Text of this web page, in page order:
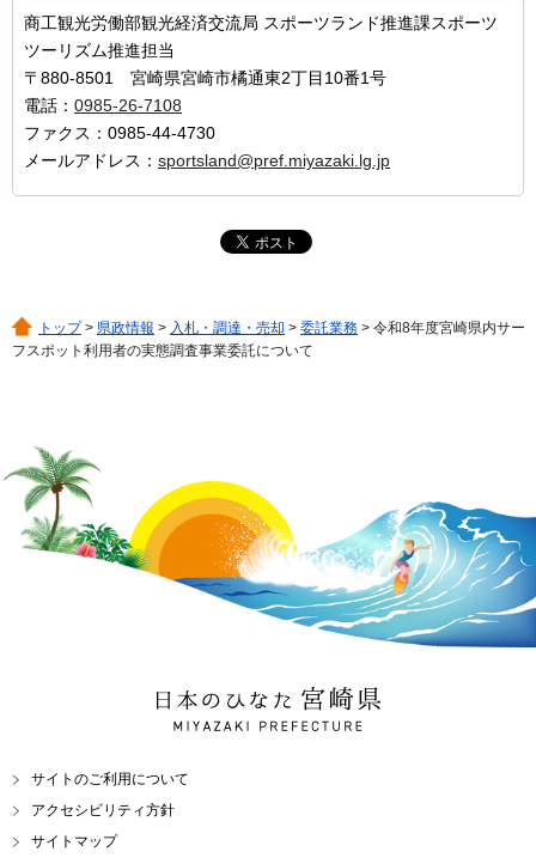
商工観光労働部観光経済交流局 スポーツランド推進課スポーツ
ツーリズム推進担当
〒880-8501 宮崎県宮崎市橘通東2丁目10番1号
電話： 0985-26-7108
ファクス：0985-44-4730
メールアドレス： sportsland@pref.miyazaki.lg.jp
トップ> 県政情報 > 入札・調達・売却 > 委託業務 > 令和8年度宮崎県内サー
フスポット利用者の実態調査事業委託について
日本のひなた 宮崎県
MIYAZAKI PREFECTURE
サイトのご利用について
アクセシビリティ方針
サイトマップ